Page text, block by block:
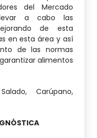
del Mercado
a cabo las
de esta
en esta área y así
de las normas
alimentos
Carúpano,